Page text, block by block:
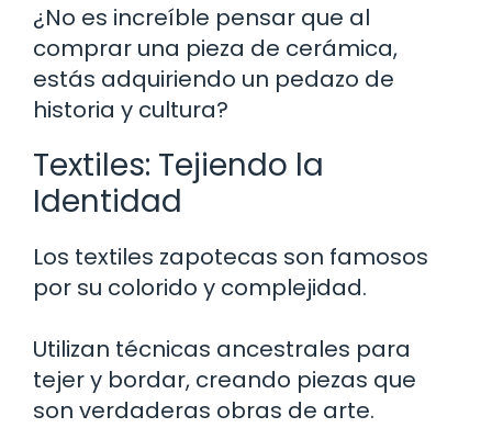
¿No es increíble pensar que al
comprar una pieza de cerámica,
estás adquiriendo un pedazo de
historia y cultura?
Textiles: Tejiendo la
Identidad
Los textiles zapotecas son famosos
por su colorido y complejidad.
Utilizan técnicas ancestrales para
tejer y bordar, creando piezas que
son verdaderas obras de arte.